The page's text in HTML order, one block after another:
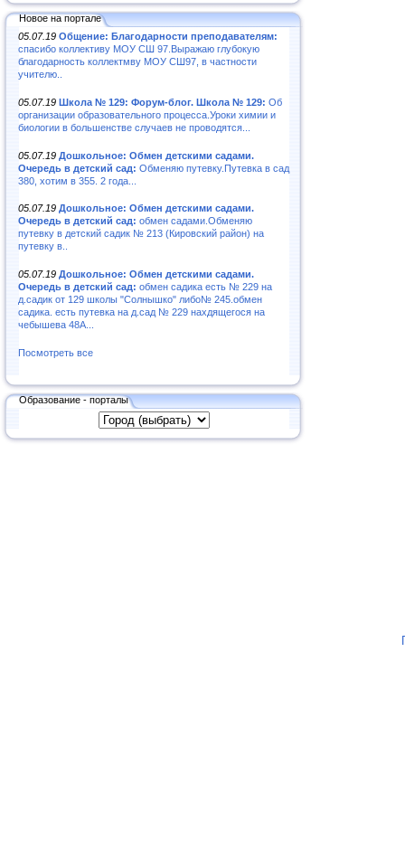
Новое на портале
05.07.19 Общение: Благодарности преподавателям:
спасибо коллективу МОУ СШ 97.Выражаю глубокую
благодарность коллектмву МОУ СШ97, в частности
учителю..
05.07.19 Школа № 129: Форум-блог. Школа № 129: Об
организации образовательного процесса.Уроки химии и
биологии в большенстве случаев не проводятся...
05.07.19 Дошкольное: Обмен детскими садами.
Очередь в детский сад: Обменяю путевку.Путевка в сад
380, хотим в 355. 2 года...
05.07.19 Дошкольное: Обмен детскими садами.
Очередь в детский сад: обмен садами.Обменяю
путевку в детский садик № 213 (Кировский район) на
путевку в..
05.07.19 Дошкольное: Обмен детскими садами.
Очередь в детский сад: обмен садика есть № 229 на
д.садик от 129 школы "Солнышко" либо№ 245.обмен
садика. есть путевка на д.сад № 229 нахдящегося на
чебышева 48А...
Посмотреть все
Образование - порталы